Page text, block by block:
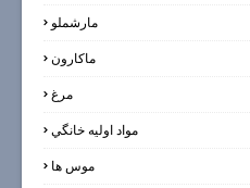
مارشملو
ماکارون
مرغ
مواد اوليه خانگي
موس ها